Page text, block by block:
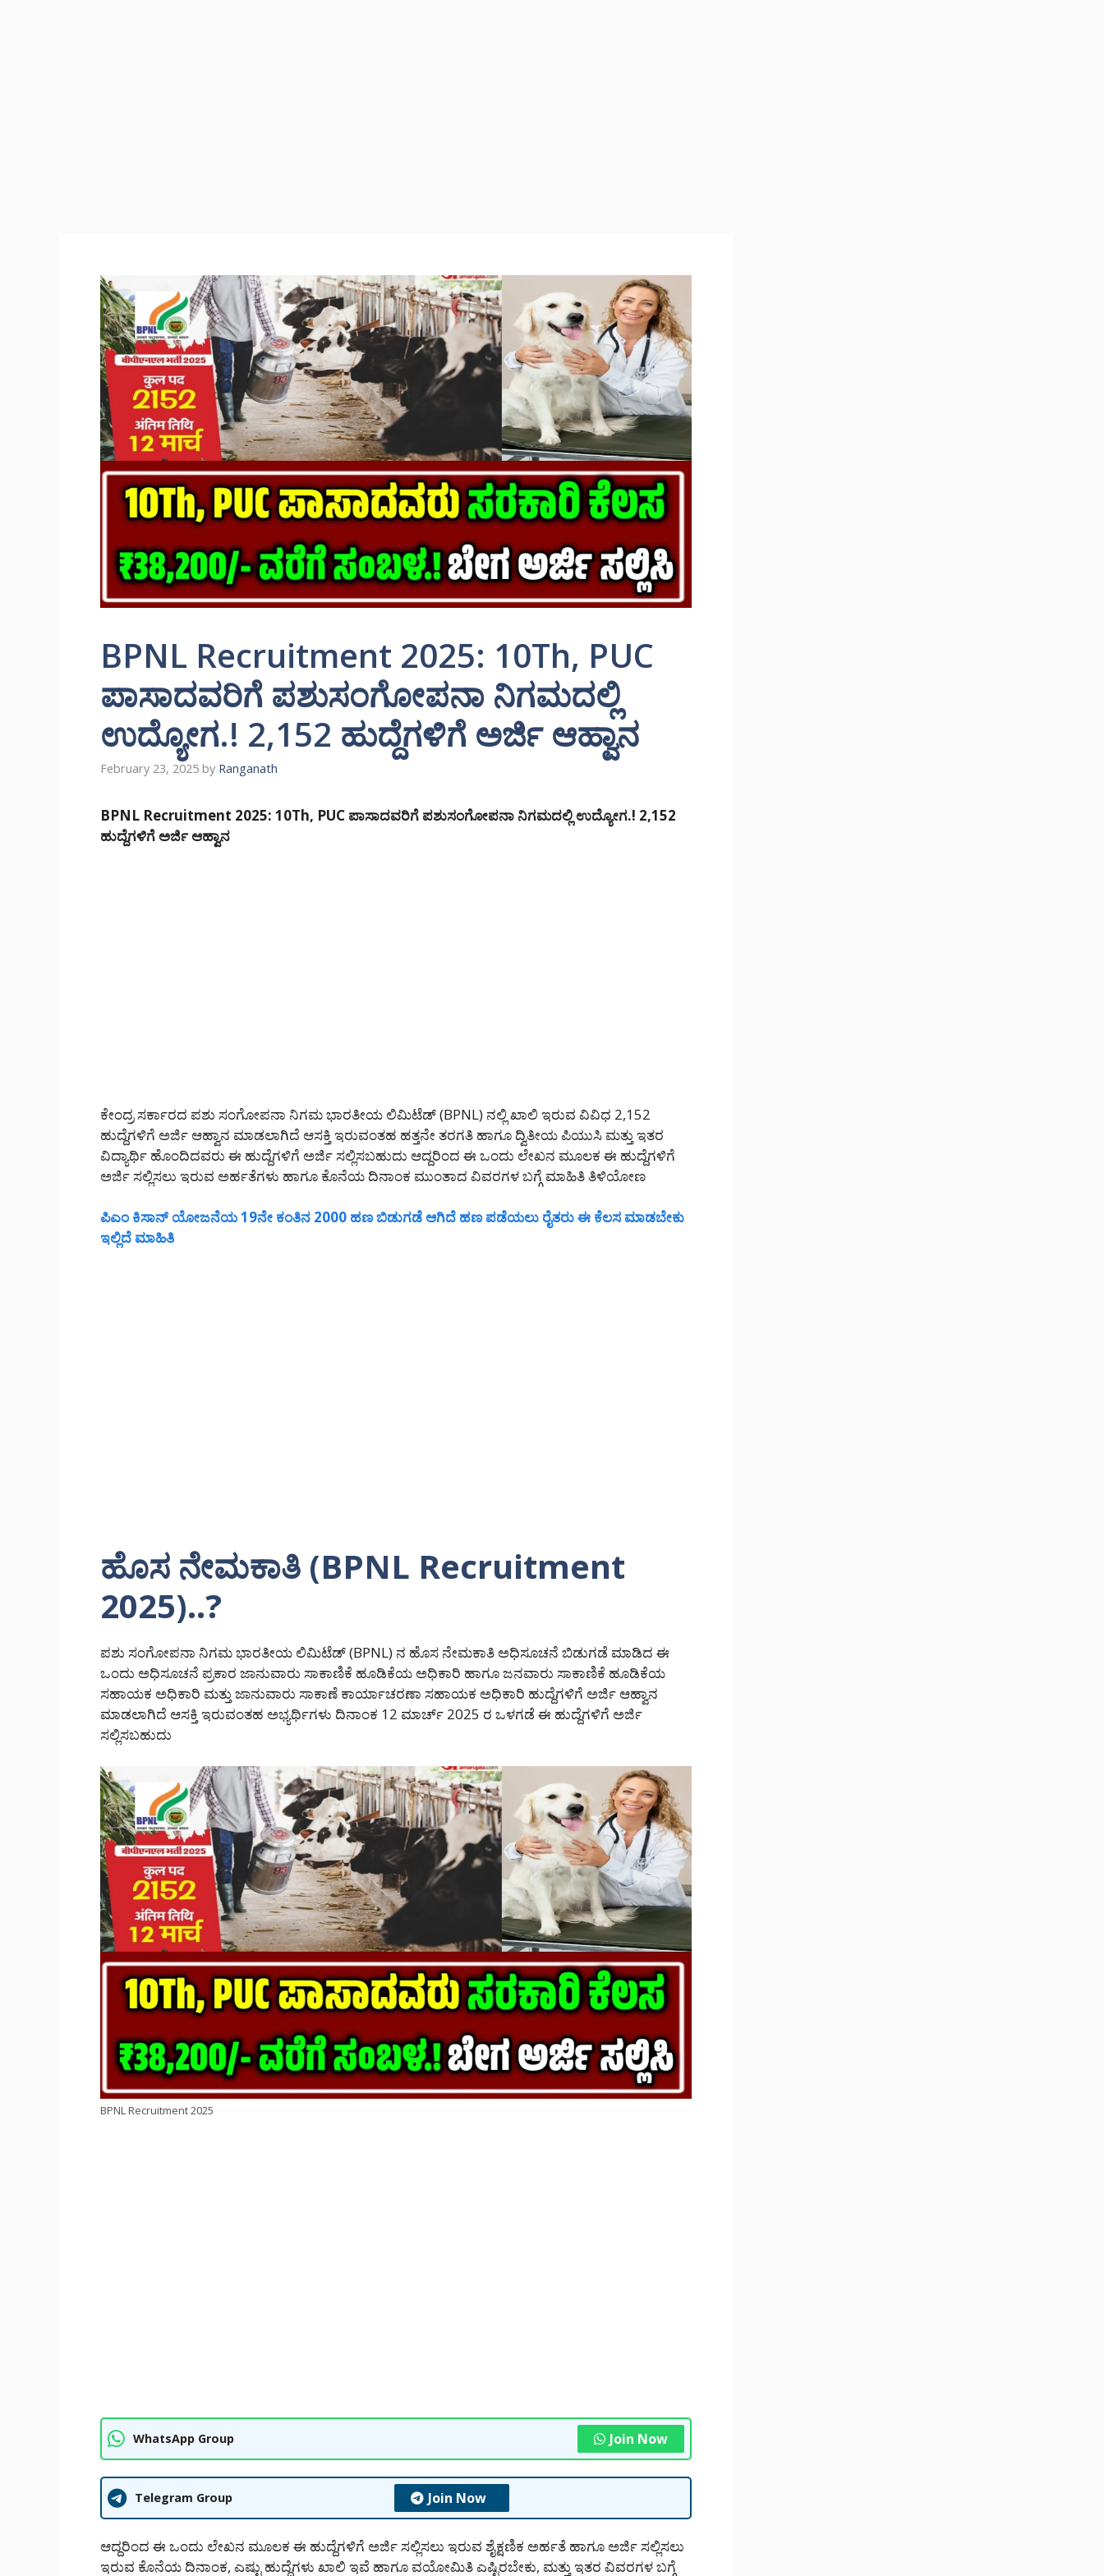
BPNL Recruitment 2025: 10Th, PUC
ಪಾಸಾದವರಿಗೆ ಪಶುಸಂಗೋಪನಾ ನಿಗಮದಲ್ಲಿ
ಉದ್ಯೋಗ.! 2,152 ಹುದ್ದೆಗಳಿಗೆ ಅರ್ಜಿ ಆಹ್ವಾನ
February 23, 2025 by Ranganath
BPNL Recruitment 2025: 10Th, PUC ಪಾಸಾದವರಿಗೆ ಪಶುಸಂಗೋಪನಾ ನಿಗಮದಲ್ಲಿ ಉದ್ಯೋಗ.! 2,152
ಹುದ್ದೆಗಳಿಗೆ ಅರ್ಜಿ ಆಹ್ವಾನ
ಕೇಂದ್ರ ಸರ್ಕಾರದ ಪಶು ಸಂಗೋಪನಾ ನಿಗಮ ಭಾರತೀಯ ಲಿಮಿಟೆಡ್ (BPNL) ನಲ್ಲಿ ಖಾಲಿ ಇರುವ ವಿವಿಧ 2,152
ಹುದ್ದೆಗಳಿಗೆ ಅರ್ಜಿ ಆಹ್ವಾನ ಮಾಡಲಾಗಿದೆ ಆಸಕ್ತಿ ಇರುವಂತಹ ಹತ್ತನೇ ತರಗತಿ ಹಾಗೂ ದ್ವಿತೀಯ ಪಿಯುಸಿ ಮತ್ತು ಇತರ
ವಿದ್ಯಾರ್ಥಿ ಹೊಂದಿದವರು ಈ ಹುದ್ದೆಗಳಿಗೆ ಅರ್ಜಿ ಸಲ್ಲಿಸಬಹುದು ಆದ್ದರಿಂದ ಈ ಒಂದು ಲೇಖನ ಮೂಲಕ ಈ ಹುದ್ದೆಗಳಿಗೆ
ಅರ್ಜಿ ಸಲ್ಲಿಸಲು ಇರುವ ಅರ್ಹತೆಗಳು ಹಾಗೂ ಕೊನೆಯ ದಿನಾಂಕ ಮುಂತಾದ ವಿವರಗಳ ಬಗ್ಗೆ ಮಾಹಿತಿ ತಿಳಿಯೋಣ
ಪಿಎಂ ಕಿಸಾನ್ ಯೋಜನೆಯ 19ನೇ ಕಂತಿನ 2000 ಹಣ ಬಿಡುಗಡೆ ಆಗಿದೆ ಹಣ ಪಡೆಯಲು ರೈತರು ಈ ಕೆಲಸ ಮಾಡಬೇಕು
ಇಲ್ಲಿದೆ ಮಾಹಿತಿ
ಹೊಸ ನೇಮಕಾತಿ (BPNL Recruitment
2025)..?
ಪಶು ಸಂಗೋಪನಾ ನಿಗಮ ಭಾರತೀಯ ಲಿಮಿಟೆಡ್ (BPNL) ನ ಹೊಸ ನೇಮಕಾತಿ ಅಧಿಸೂಚನೆ ಬಿಡುಗಡೆ ಮಾಡಿದ ಈ
ಒಂದು ಅಧಿಸೂಚನೆ ಪ್ರಕಾರ ಜಾನುವಾರು ಸಾಕಾಣಿಕೆ ಹೂಡಿಕೆಯ ಅಧಿಕಾರಿ ಹಾಗೂ ಜನವಾರು ಸಾಕಾಣಿಕೆ ಹೂಡಿಕೆಯ
ಸಹಾಯಕ ಅಧಿಕಾರಿ ಮತ್ತು ಜಾನುವಾರು ಸಾಕಾಣೆ ಕಾರ್ಯಾಚರಣಾ ಸಹಾಯಕ ಅಧಿಕಾರಿ ಹುದ್ದೆಗಳಿಗೆ ಅರ್ಜಿ ಆಹ್ವಾನ
ಮಾಡಲಾಗಿದೆ ಆಸಕ್ತಿ ಇರುವಂತಹ ಅಭ್ಯರ್ಥಿಗಳು ದಿನಾಂಕ 12 ಮಾರ್ಚ್ 2025 ರ ಒಳಗಡೆ ಈ ಹುದ್ದೆಗಳಿಗೆ ಅರ್ಜಿ
ಸಲ್ಲಿಸಬಹುದು
BPNL Recruitment 2025
WhatsApp Group Join Now
Telegram Group Join Now
ಆದ್ದರಿಂದ ಈ ಒಂದು ಲೇಖನ ಮೂಲಕ ಈ ಹುದ್ದೆಗಳಿಗೆ ಅರ್ಜಿ ಸಲ್ಲಿಸಲು ಇರುವ ಶೈಕ್ಷಣಿಕ ಅರ್ಹತೆ ಹಾಗೂ ಅರ್ಜಿ ಸಲ್ಲಿಸಲು
ಇರುವ ಕೊನೆಯ ದಿನಾಂಕ, ಎಷ್ಟು ಹುದ್ದೆಗಳು ಖಾಲಿ ಇವೆ ಹಾಗೂ ವಯೋಮಿತಿ ಎಷ್ಟಿರಬೇಕು, ಮತ್ತು ಇತರ ವಿವರಗಳ ಬಗ್ಗೆ